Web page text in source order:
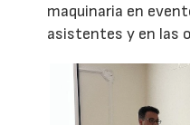
maquinaria en
asistentes y en las